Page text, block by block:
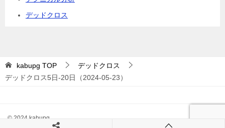
デッドクロス
kabupg TOP
デッドクロス
デッドクロス5日-20日（2024-05-23）
© 2024 kabupg